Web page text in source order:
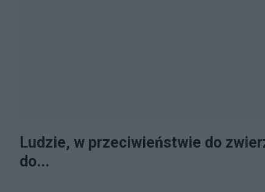
Ludzie, w przeciwieństwie do
do...